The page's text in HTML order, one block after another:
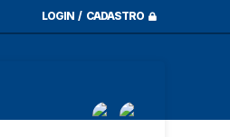
LOGIN / CADASTRO